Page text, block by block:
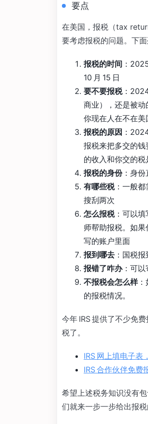
要点
在美国，报税（tax
要考虑报税的问题。下
报税的时间 ：
10 月 15 日
要不要报税：
商业），还是被
你现在人在不在美
报税的原因 ：
报税来把多交的
的收入和你交的税
报税的身份：身份
有哪些税：一般
搜刮两次
怎么报税：可以填
师帮助报税。如
写的账户里面
报到哪去 ：国税
报错了咋办：可以
不报税会怎么样：
的报税情况。
今年 IRS 提供了不少免
税了。
IRS 网上填电子表
IRS 合作伙伴免费
希望上述税务知识没有
们就来一步一步给出报税